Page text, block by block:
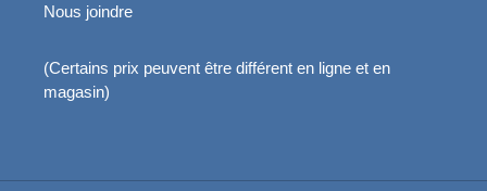
Nous joindre
(Certains prix peuvent être différent en ligne et en
magasin)